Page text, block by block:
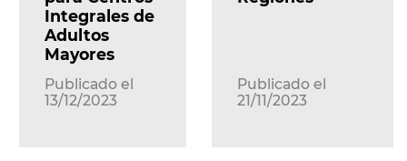
Integrales de
Adultos
Mayores
Publicado el
13/12/2023
Publicado el
21/11/2023